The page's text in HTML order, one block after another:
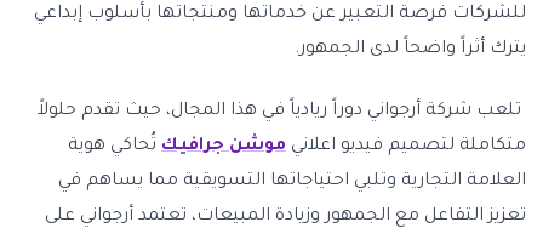
للشركات فرصة التعبير عن خدماتها ومنتجاتها بأسلوب إبداعي
يترك أثراً واضحاً لدى الجمهور.
تلعب شركة أرجواني دوراً ريادياً في هذا المجال، حيث تقدم حلولاً
متكاملة لتصميم فيديو اعلاني موشن جرافيك تُحاكي هوية
العلامة التجارية وتلبي احتياجاتها التسويقية مما يساهم في
تعزيز التفاعل مع الجمهور وزيادة المبيعات، تعتمد أرجواني على